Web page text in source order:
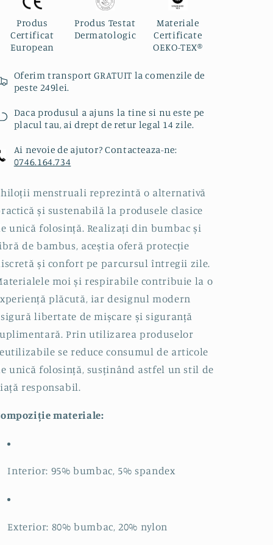
Produs
Certificat
European
Produs Testat
Dermatologic
Materiale
Certificate
OEKO-TEX®️
Oferim transport GRATUIT la comenzile de
peste 249lei.
Daca produsul a ajuns la tine si nu este pe
placul tau, ai drept de retur legal 14 zile.
Ai nevoie de ajutor? Contacteaza-ne:
0746.164.734
menstruali reprezintă o alternativă
și sustenabilă la produsele clasice
unică folosință. Realizați din bumbac și
de bambus, aceștia oferă protecție
și confort pe parcursul întregii zile.
moi și respirabile contribuie la o
plăcută, iar designul modern
libertate de mișcare și siguranță
Prin utilizarea produselor
se reduce consumul de articole
unică folosință, susținând astfel un stil de
responsabil.
materiale:
Interior: 95% bumbac, 5% spandex
Exterior: 80% bumbac, 20% nylon